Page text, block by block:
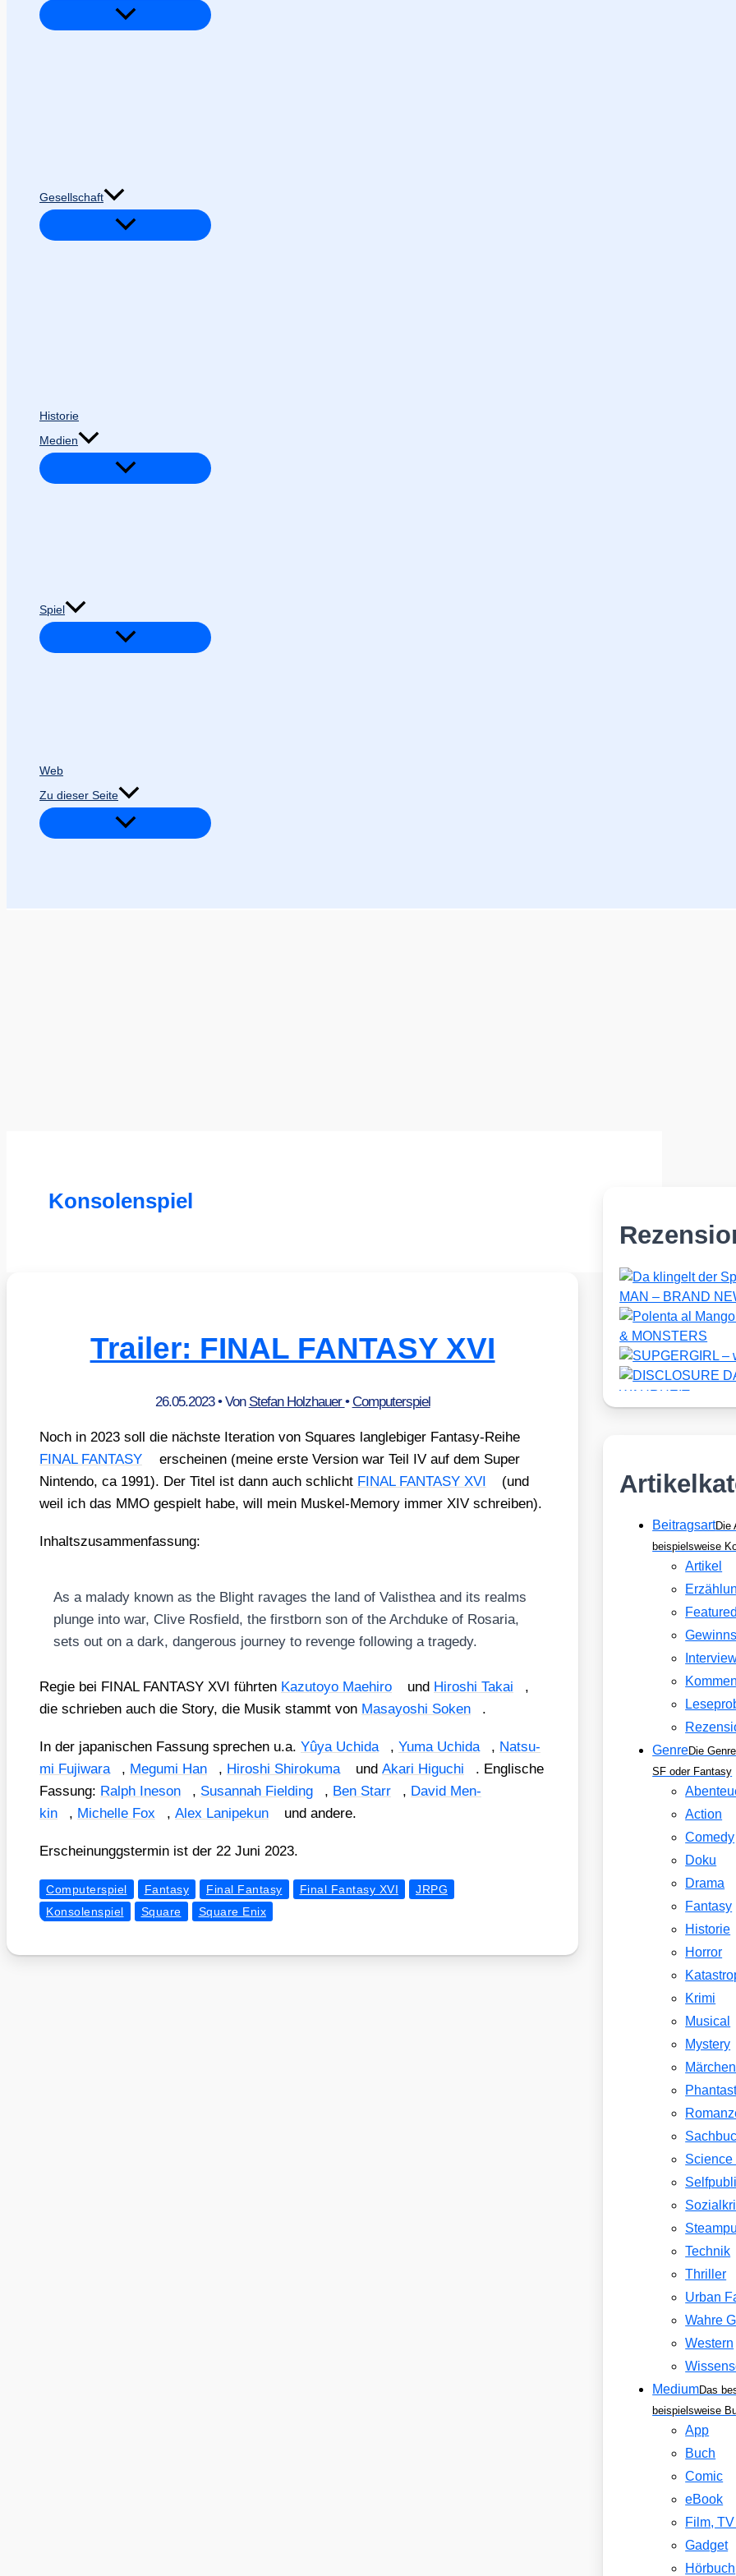
Gesellschaft
Historie
Medien
Spiel
Web
Zu dieser Seite
Konsolenspiel
Trailer: FINAL FANTASY XVI
26.05.2023• Von Stefan Holzhauer•Computerspiel
Noch in 2023 soll die nächs­te Ite­ra­ti­on von Squa­res lang­le­bi­ger Fan­ta­sy-Rei­he
FINAL FANTASY
erschei­nen (mei­ne ers­te Ver­si­on war Teil IV auf dem Super
Nin­ten­do, ca 1991). Der Titel ist dann auch schlicht FINAL FANTASY XVI
(und
weil ich das MMO gespielt habe, will mein Mus­kel-Memo­ry immer XIV schrei­ben).
Inhalts­zu­sam­men­fas­sung:
As a mala­dy known as the Blight rava­ges the land of Valis­thea and its realms
plun­ge into war, Cli­ve Ros­field, the first­born son of the Arch­du­ke of Rosa­ria,
sets out on a dark, dan­ge­rous jour­ney to reven­ge fol­lo­wing a tra­ge­dy.
Regie bei FINAL FANTASY XVI führ­ten Kazu­to­yo Mae­hiro und Hiro­shi Takai
,
die schrie­ben auch die Sto­ry, die Musik stammt von Masay­o­shi Soken .
In der japa­ni­schen Fas­sung spre­chen u.a. Yûya Uch­ida , Yuma Uch­ida , Nat­su­
mi Fuji­wa­ra
, Megu­mi Han , Hiro­shi Shiro­ku­ma und Aka­ri Higuchi
. Eng­li­sche
Fas­sung: Ralph Ine­son , Susan­nah Fiel­ding , Ben Starr , David Men­
kin
, Michel­le Fox , Alex Lanipe­kun und ande­re.
Erschei­nunggs­ter­min ist der 22 Juni 2023.
Computerspiel Fantasy Final Fantasy Final Fantasy XVI
JRPG
Konsolenspiel
Square Square Enix
BeitragsartDie
beispielsweise
Artikel
GenreDie
SF oder Fantasy
Action
Comedy
Doku
Drama
Fantasy
Historie
Horror
Krimi
Musical
Mystery
Märchen
Science
Technik
Thriller
Urban
Wahre
Western
MediumDas
beispielsweise
App
Buch
Comic
eBook
Film,
Gadget
Hörbuch